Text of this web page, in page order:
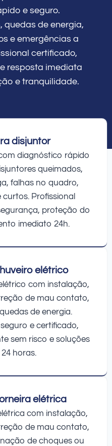
e seguro.
quedas de energia,
e emergências a
certificado,
resposta imediata
e tranquilidade.
disjuntor
diagnóstico rápido
queimados,
falhas no quadro,
Profissional
proteção do
imediato 24h.
elétrico
com instalação,
de mau contato,
de energia.
e certificado,
sem risco e soluções
horas.
elétrica
com instalação,
de mau contato,
de choques ou